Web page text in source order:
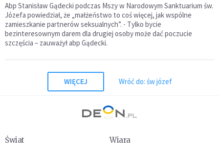
Abp Stanisław Gądecki podczas Mszy w Narodowym Sanktuarium św.
Józefa powiedział, że „małżeństwo to coś więcej, jak wspólne
zamieszkanie partnerów seksualnych”. - Tylko bycie
bezinteresownym darem dla drugiej osoby może dać poczucie
szczęścia – zauważył abp Gądecki.
WIĘCEJ Wróć do: św józef
Świat
Wiara